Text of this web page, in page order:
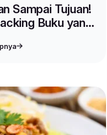
Sampai Tujuan!
Buku yang
Jualan dan